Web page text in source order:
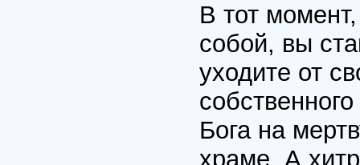
В тот
собой, вы
уходите от
Бога на
храме. А